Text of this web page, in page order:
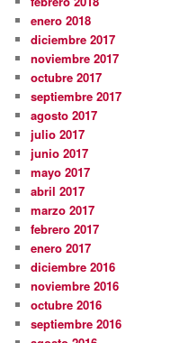
enero 2018
diciembre 2017
noviembre 2017
octubre 2017
septiembre 2017
agosto 2017
julio 2017
junio 2017
mayo 2017
abril 2017
marzo 2017
febrero 2017
enero 2017
diciembre 2016
noviembre 2016
octubre 2016
septiembre 2016